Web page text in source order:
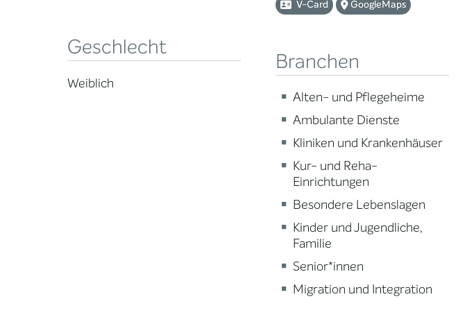
Geschlecht
Weiblich
V-Card GoogleMaps
Branchen
Alten- und Pflegeheime
Ambulante Dienste
Kliniken und Krankenhäuser
Kur- und Reha-
Einrichtungen
Besondere Lebenslagen
Kinder und Jugendliche,
Familie
Senior*innen
Migration und Integration